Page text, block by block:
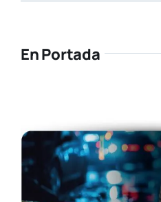
En Portada